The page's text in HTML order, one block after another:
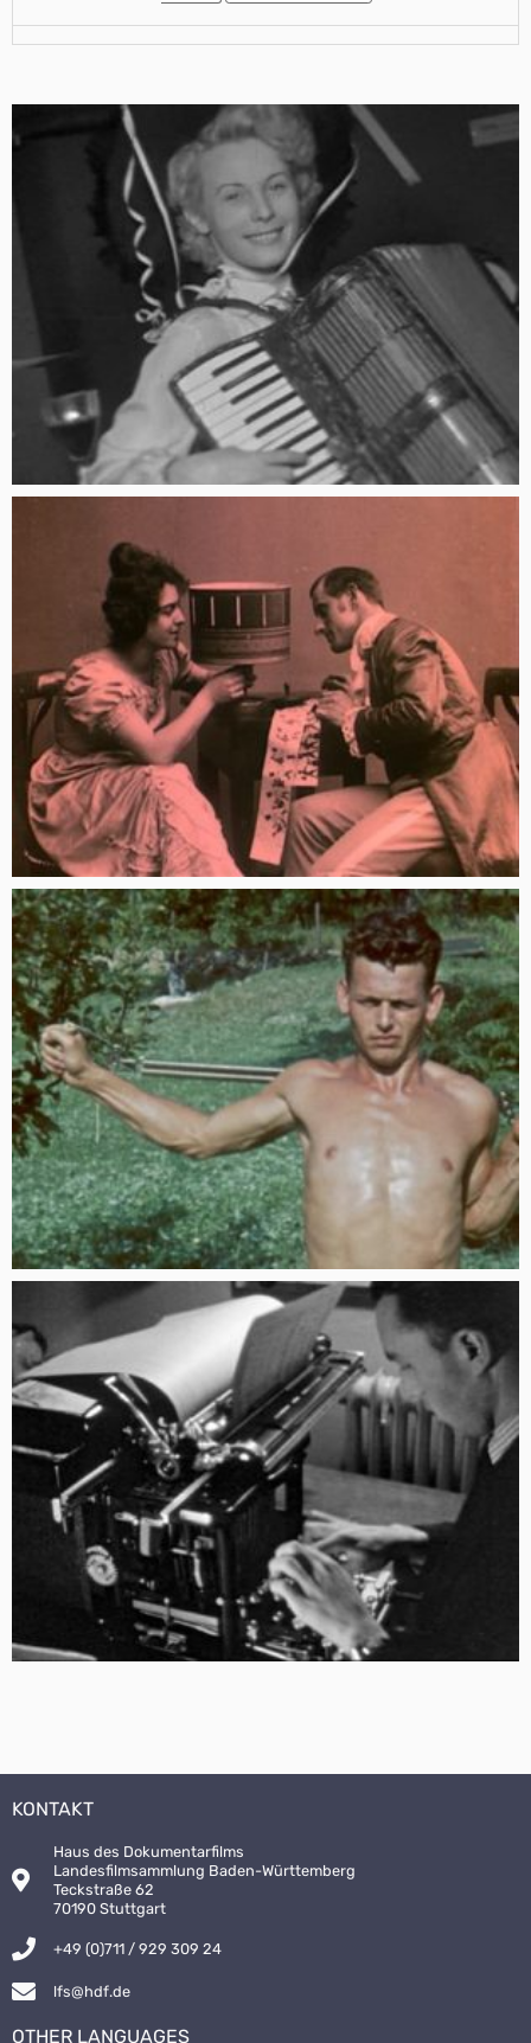
KONTAKT
Haus des Dokumentarfilms
Landesfilmsammlung Baden-Württemberg
Teckstraße 62
70190 Stuttgart
+49 (0)711 / 929 309 24
lfs@hdf.de
OTHER LANGUAGES